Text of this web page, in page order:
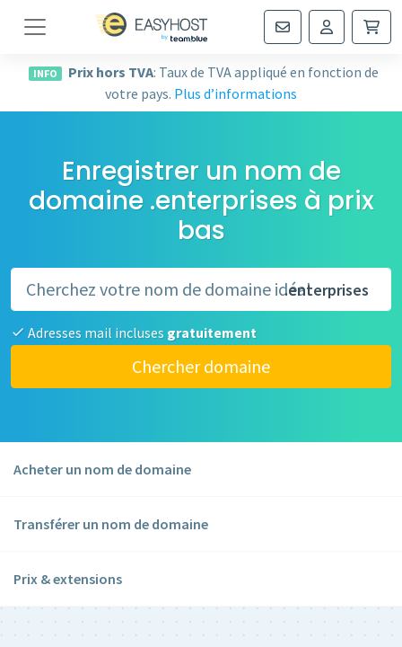
Navigation
INFO Prix hors TVA: Taux de TVA appliqué en fonction de
votre pays. Plus d’informations
Enregistrer un nom de
domaine .enterprises à prix
bas
.enterprises
Adresses mail incluses gratuitement
Chercher domaine
Acheter un nom de domaine
Transférer un nom de domaine
Prix & extensions